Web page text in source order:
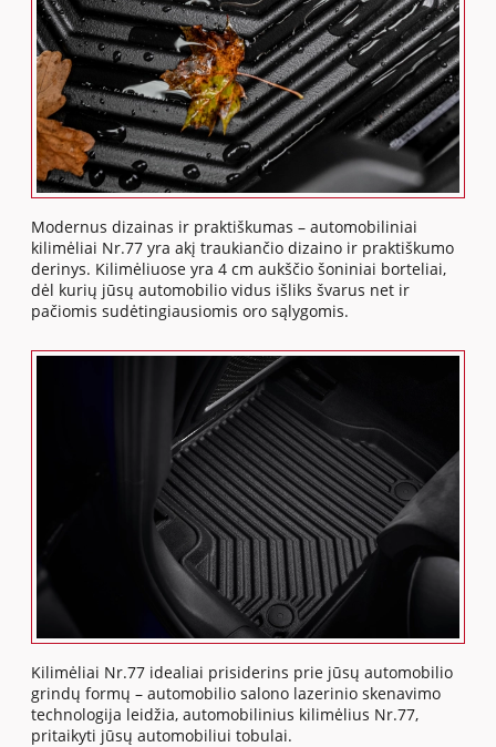
Modernus dizainas ir praktiškumas – automobiliniai
kilimėliai Nr.77 yra akį traukiančio dizaino ir praktiškumo
derinys. Kilimėliuose yra 4 cm aukščio šoniniai borteliai,
dėl kurių jūsų automobilio vidus išliks švarus net ir
pačiomis sudėtingiausiomis oro sąlygomis.
Kilimėliai Nr.77 idealiai prisiderins prie jūsų automobilio
grindų formų – automobilio salono lazerinio skenavimo
technologija leidžia, automobilinius kilimėlius Nr.77,
pritaikyti jūsų automobiliui tobulai.